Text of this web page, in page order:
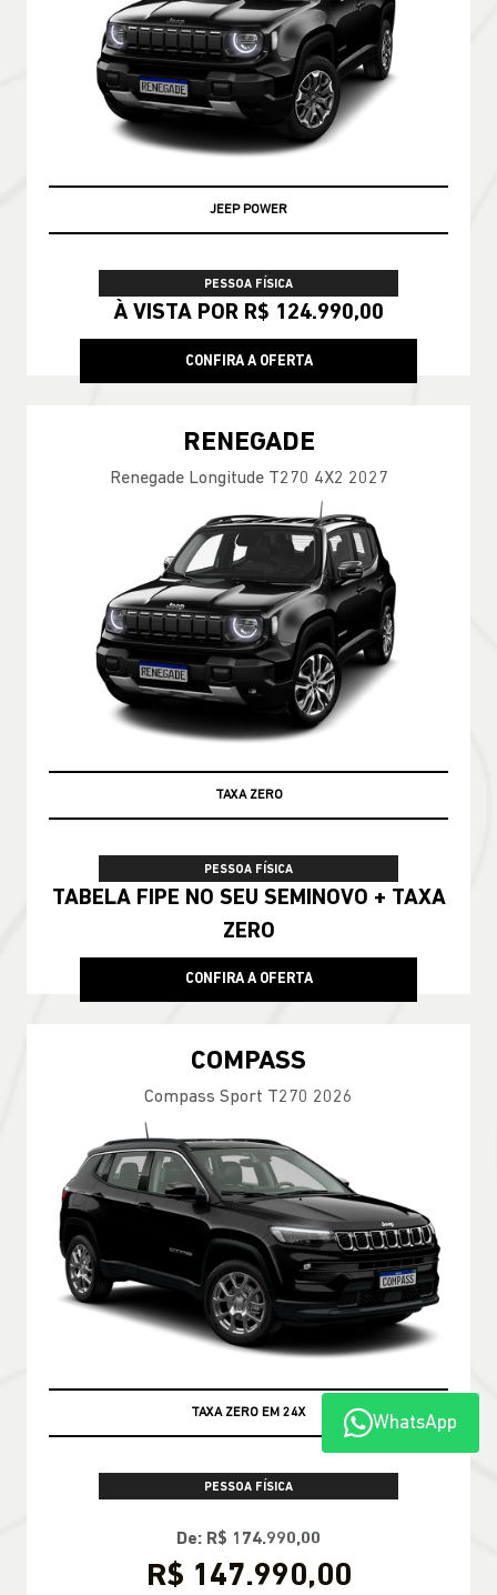
JEEP POWER
PESSOA FÍSICA
À VISTA POR R$ 124.990,00
CONFIRA A OFERTA
RENEGADE
Renegade Longitude T270 4X2 2027
TAXA ZERO
PESSOA FÍSICA
TABELA FIPE NO SEU SEMINOVO + TAXA
ZERO
CONFIRA A OFERTA
COMPASS
Compass Sport T270 2026
TAXA ZERO EM 24X
PESSOA FÍSICA
De: R$ 174.990,00
R$ 147.990,00
WhatsApp